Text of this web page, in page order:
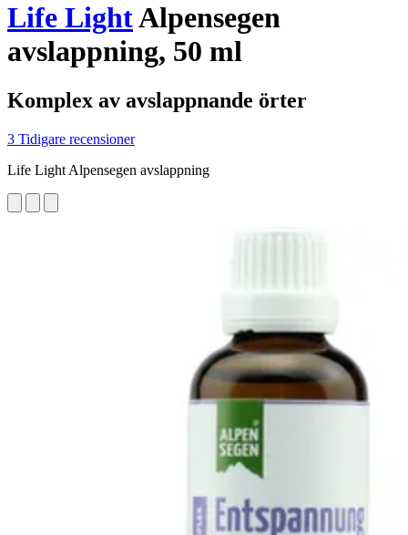
Life LightAlpensegen
avslappning, 50 ml
Komplex av avslappnande örter
3 Tidigare recensioner
Life Light Alpensegen avslappning